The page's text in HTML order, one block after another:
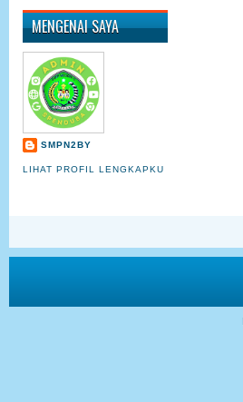
MENGENAI SAYA
SMPN2BY
LIHAT PROFIL LENGKAPKU